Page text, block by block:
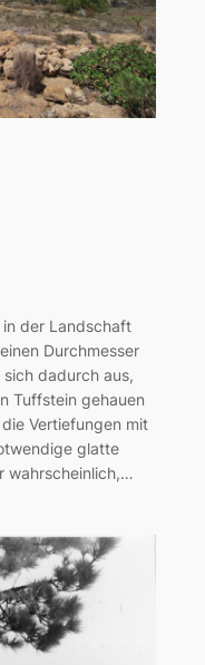
der Landschaft
Durchmesser
dadurch aus,
Tuffstein gehauen
Vertiefungen mit
glatte
wahrscheinlich,…